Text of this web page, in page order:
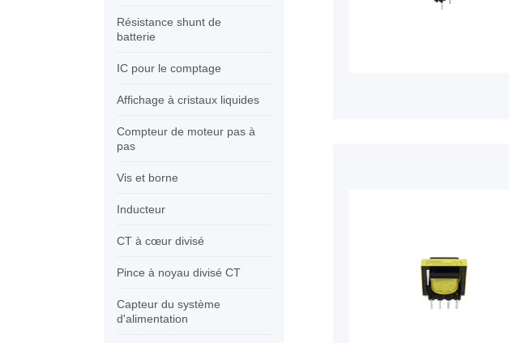
Résistance shunt de
batterie
IC pour le comptage
Affichage à cristaux liquides
Compteur de moteur pas à
pas
Vis et borne
Inducteur
CT à cœur divisé
Pince à noyau divisé CT
Capteur du système
d'alimentation